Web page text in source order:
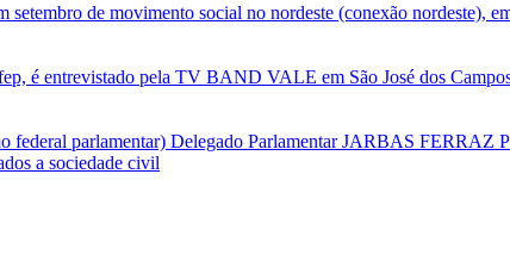
de movimento social no nordeste (conexão nordeste),
é entrevistado pela TV BAND VALE em São José dos
federal parlamentar) Delegado Parlamentar JARBAS FERRAZ
a sociedade civil